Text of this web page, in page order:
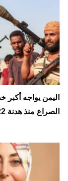
اليمن يواجه أكبر
الصراع منذ هدنة 2022